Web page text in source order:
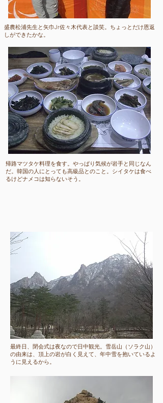
​盛農松浦先生と矢巾Jr佐々木代表と談笑。ちょっとだけ恩返
しができたかな。
​帰路マツタケ料理を食す。やっぱり気候が岩手と同じなん
だ。韓国の人にとっても高級品とのこと。シイタケは食べ
るけどナメコは知らないそう。
​最終日、閉会式は夜なので日中観光。雪岳山（ソラク山）
の由来は、頂上の岩が白く見えて、年中雪を抱いているよ
うに見えるから。